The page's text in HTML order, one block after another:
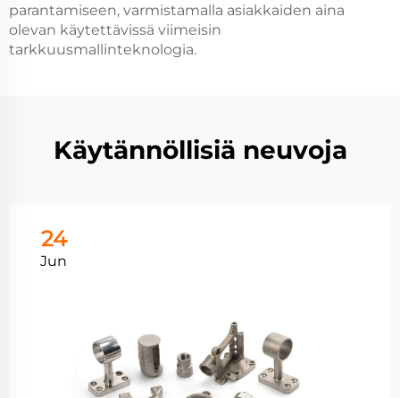
parantamiseen, varmistamalla asiakkaiden aina
olevan käytettävissä viimeisin
tarkkuusmallinteknologia.
Käytännöllisiä neuvoja
24
Jun